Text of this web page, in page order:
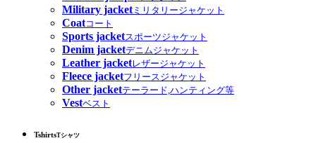
Military jacketミリタリージャケット
Coatコート
Sports jacketスポーツジャケット
Denim jacketデニムジャケット
Leather jacketレザージャケット
Fleece jacketフリースジャケット
Other jacketテーラード,ハンティング等
Vestベスト
TshirtsTシャツ